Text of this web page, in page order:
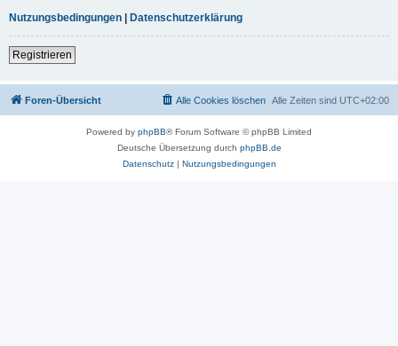
Nutzungsbedingungen | Datenschutzerklärung
Registrieren
Foren-Übersicht Alle Zeiten sind UTC+02:00
Alle Cookies löschen
Powered by phpBB® Forum Software © phpBB Limited
Deutsche Übersetzung durch phpBB.de
Datenschutz| Nutzungsbedingungen